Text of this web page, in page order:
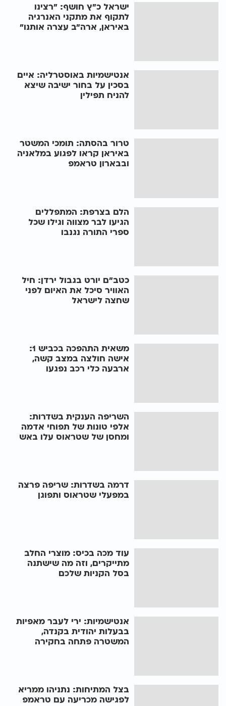
ישראל כ"ץ חושף: "רצינו
לתקוף את מתקני האנרגיה
באיראן, ארה"ב עצרה אותנו"
אנטישמיות באוסטרליה: איים
בסכין על בחור ישיבה שיצא
להניח תפילין
טרור בהסתה: תומכי המשטר
באיראן קראו לפגוע במלאניה
ובבארון טראמפ
הלם בצרפת: המתפללים
הגיעו לבר מצווה וגילו שכל
ספרי התורה נגנבו
כטב"ם יורט בגבול ירדן: חיל
האוויר סיכל את האיום לפני
שחצה לישראל
משאית התהפכה בכביש 1:
אישה חולצה במצב קשה,
ארבעה כלי רכב נפגעו
השריפה הענקית בשדרות:
אלפי טונות של תפוחי אדמה
ומחסן של שטראוס עלו באש
דרמה בשדרות: שריפה פרצה
במפעלי שטראוס ותפוגן
עוד מכה בכיס: מוצרי החלב
מתייקרים, וזה מה שישתנה
בסל הקניות שלכם
אנטישמיות: ירי לעבר מאפיות
בבעלות יהודית בקנדה,
המשטרה פתחה בחקירה
בצל המתיחות: נתניהו ממריא
לפגישה מכריעה עם טראמפ